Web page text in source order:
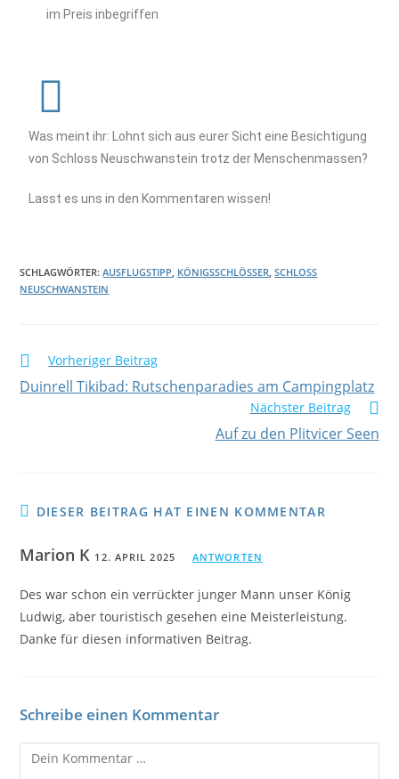
im Preis inbegriffen
Was meint ihr: Lohnt sich aus eurer Sicht eine Besichtigung
von Schloss Neuschwanstein trotz der Menschenmassen?
Lasst es uns in den Kommentaren wissen!
SCHLAGWÖRTER:AUSFLUGSTIPP KÖNIGSSCHLÖSSER SCHLOSS
NEUSCHWANSTEIN
Vorheriger Beitrag
Duinrell Tikibad: Rutschenparadies am Campingplatz
Nächster Beitrag
Auf zu den Plitvicer Seen
DIESER BEITRAG HAT EINEN KOMMENTAR
Marion K 12. APRIL 2025 ANTWORTEN
Des war schon ein verrückter junger Mann unser König
Ludwig, aber touristisch gesehen eine Meisterleistung.
Danke für diesen informativen Beitrag.
Schreibe einen Kommentar